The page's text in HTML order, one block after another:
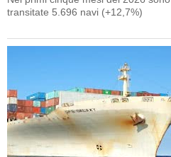
transitate 5.696 navi (+12,7%)